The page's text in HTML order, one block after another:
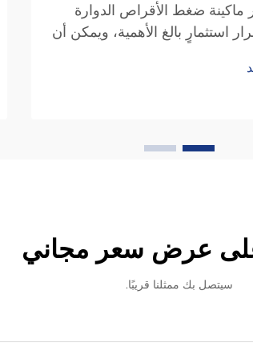
ماكينة ضغط الأقراص الدوارة
استثمارٍ بالغ الأهمية، ويمكن أن
ونجاح التشغيل الكلي. وتعتمد
عرض سعر مجاني
سيتصل بك ممثلنا قريبًا.